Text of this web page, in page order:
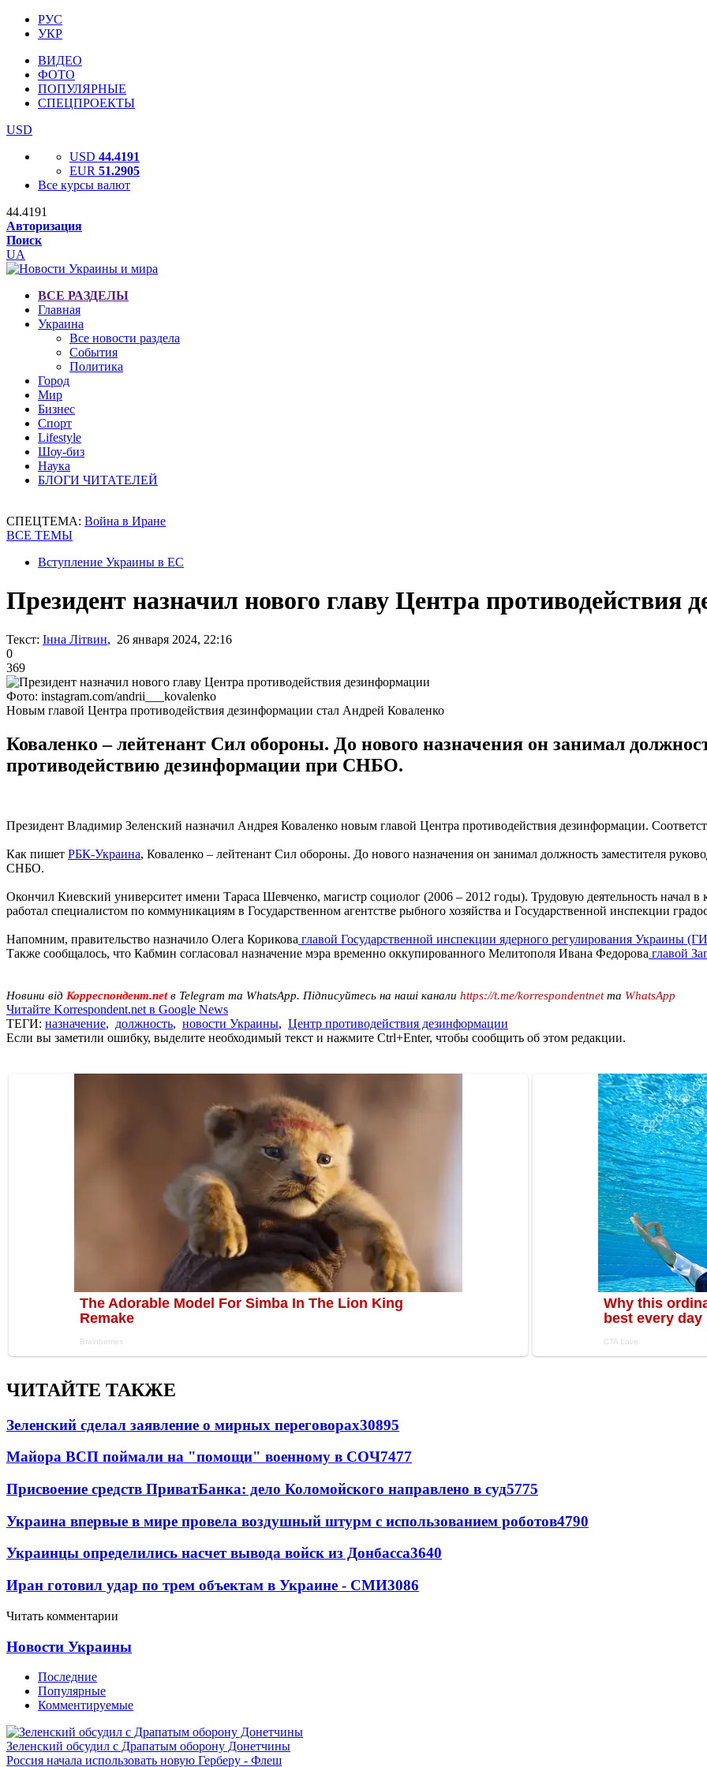
РУС
УКР
ВИДЕО
ФОТО
ПОПУЛЯРНЫЕ
СПЕЦПРОЕКТЫ
USD
USD 44.4191
EUR 51.2905
Все курсы валют
44.4191
Авторизация
Поиск
UA
ВСЕ РАЗДЕЛЫ
Главная
Украина
Все новости раздела
События
Политика
Город
Мир
Бизнес
Спорт
Lifestyle
Шоу-биз
Наука
БЛОГИ ЧИТАТЕЛЕЙ
СПЕЦТЕМА: Война в Иране
ВСЕ ТЕМЫ
Вступление Украины в ЕС
Президент назначил нового главу Центра противодействия
Текст: Інна Літвин, 26 января 2024, 22:16
0
369
Фото: instagram.com/andrii___kovalenko
Новым главой Центра противодействия дезинформации стал Андрей Коваленко
Коваленко – лейтенант Сил обороны. До нового назначения он занимал
противодействию дезинформации при СНБО.
Президент Владимир Зеленский назначил Андрея Коваленко новым главой Центра противодействия дезинформации.
Как пишет РБК-Украина, Коваленко – лейтенант Сил обороны. До нового назначения он занимал должность заместителя
СНБО.
Окончил Киевский университет имени Тараса Шевченко, магистр социолог (2006 – 2012 годы). Трудовую деятельность начал
работал специалистом по коммуникациям в Государственном агентстве рыбного хозяйства и Государственной инспекции
Напомним, правительство назначило Олега Корикова главой Государственной инспекции ядерного регулирования Украины
Также сообщалось, что Кабмин согласовал назначение мэра временно оккупированного Мелитополя Ивана Федорова главой
Новини від Корреспондент.netв Telegram та WhatsApp. Підписуйтесь на наші канали https://t.me/korrespondentnetта WhatsApp
Читайте Korrespondent.net в Google News
ТЕГИ: назначение, должность, новости Украины, Центр противодействия дезинформации
Если вы заметили ошибку, выделите необходимый текст и нажмите Ctrl+Enter, чтобы сообщить об этом редакции.
ЧИТАЙТЕ ТАКЖЕ
Зеленский сделал заявление о мирных переговорах30895
Майора ВСП поймали на "помощи" военному в СОЧ7477
Присвоение средств ПриватБанка: дело Коломойского направлено в суд5775
Украина впервые в мире провела воздушный штурм с использованием роботов4790
Украинцы определились насчет вывода войск из Донбасса3640
Иран готовил удар по трем объектам в Украине - СМИ3086
Читать комментарии
Новости Украины
Последние
Популярные
Комментируемые
Зеленский обсудил с Драпатым оборону Донетчины
Россия начала использовать новую Герберу - Флеш